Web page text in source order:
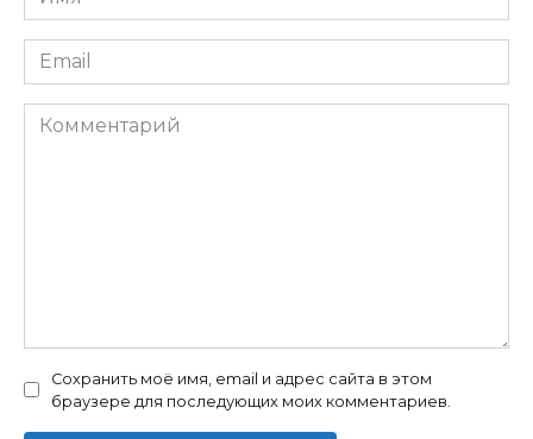
*
Email
*
Комментарий
Сохранить моё имя, email и адрес сайта в этом
браузере для последующих моих комментариев.